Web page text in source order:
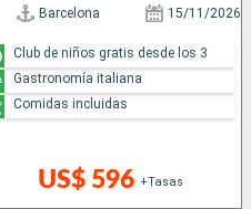
Barcelona 15/11/2026
US$ 596 +Tasas
Club de niños gratis desde los 3
Gastronomía italiana
Comidas incluidas